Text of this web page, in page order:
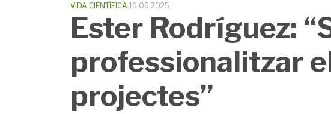
VIDA CIENTÍFICA 16.06.2025
Ester Rodríguez:
professionalitzar
projectes”